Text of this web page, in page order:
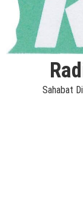
Sahabat